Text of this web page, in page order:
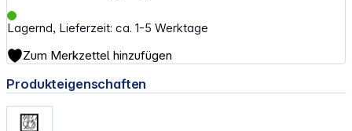
Lagernd, Lieferzeit: ca. 1-5 Werktage
Zum Merkzettel hinzufügen
Produkteigenschaften